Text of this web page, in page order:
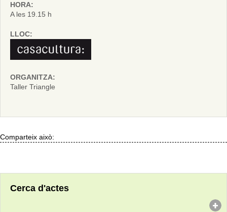
HORA:
A les 19.15 h
LLOC:
ORGANITZA:
Taller Triangle
Comparteix això:
Cerca d'actes